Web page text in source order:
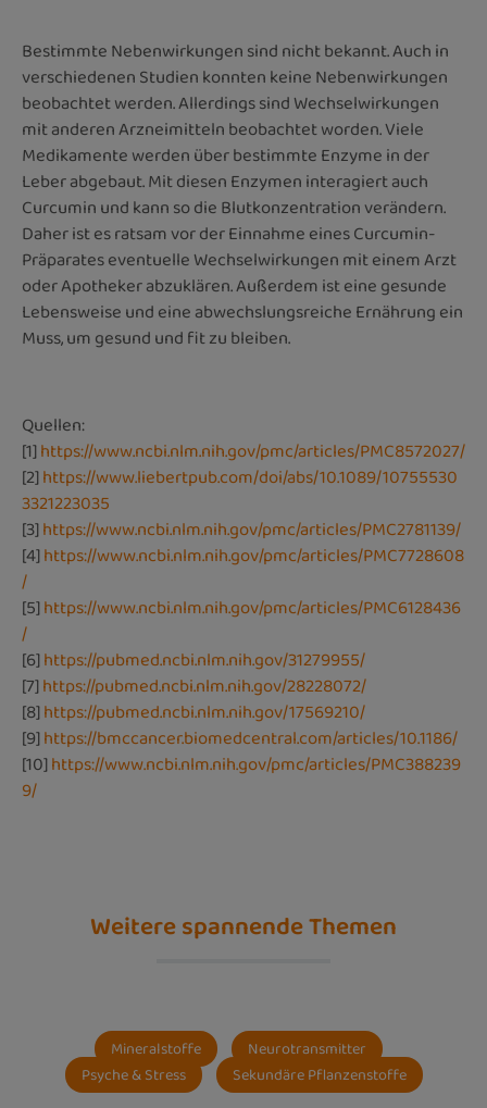
Bestimmte Nebenwirkungen sind nicht bekannt. Auch in
verschiedenen Studien konnten keine Nebenwirkungen
beobachtet werden. Allerdings sind Wechselwirkungen
mit anderen Arzneimitteln beobachtet worden. Viele
Medikamente werden über bestimmte Enzyme in der
Leber abgebaut. Mit diesen Enzymen interagiert auch
Curcumin und kann so die Blutkonzentration verändern.
Daher ist es ratsam vor der Einnahme eines Curcumin-
Präparates eventuelle Wechselwirkungen mit einem Arzt
oder Apotheker abzuklären. Außerdem ist eine gesunde
Lebensweise und eine abwechslungsreiche Ernährung ein
Muss, um gesund und fit zu bleiben.
Quellen:
[1]https://www.ncbi.nlm.nih.gov/pmc/articles/PMC8572027/
[2]https://www.liebertpub.com/doi/abs/10.1089/10755530
3321223035
[3]https://www.ncbi.nlm.nih.gov/pmc/articles/PMC2781139/
[4]https://www.ncbi.nlm.nih.gov/pmc/articles/PMC7728608
/
[5]https://www.ncbi.nlm.nih.gov/pmc/articles/PMC6128436
/
[6]https://pubmed.ncbi.nlm.nih.gov/31279955/
[7]https://pubmed.ncbi.nlm.nih.gov/28228072/
[8]https://pubmed.ncbi.nlm.nih.gov/17569210/
[9]https://bmccancer.biomedcentral.com/articles/10.1186/
[10]https://www.ncbi.nlm.nih.gov/pmc/articles/PMC388239
9/
Weitere spannende Themen
Mineralstoffe
Neurotransmitter
Psyche & Stress
Sekundäre Pflanzenstoffe